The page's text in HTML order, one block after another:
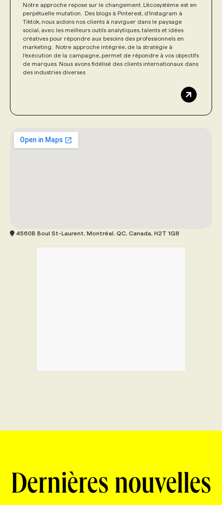
Notre approche repose sur le changement. L’écosystème est en
perpétuelle mutation. Des blogs à Pinterest, d’Instagram à
Tiktok, nous aidons nos clients à naviguer dans le paysage
social, avec les meilleurs outils analytiques, talents et idées
créatives pour répondre aux besoins des professionnels en
marketing. Notre approche intégrée, de la stratégie à
l’exécution de la campagne, permet de répondre à vos objectifs
de marques. Nous avons fidélisé des clients internationaux dans
des industries diverses
4560B Boul St-Laurent, Montréal, QC, Canada, H2T 1G8
Dernières nouvelles